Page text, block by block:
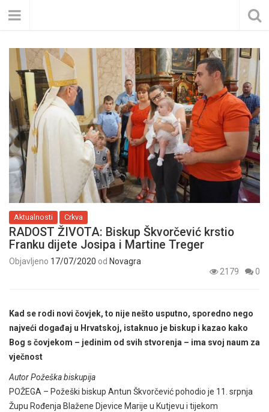
Aktualnosti Crkva
RADOST ŽIVOTA: Biskup Škvorčević krstio
Franku dijete Josipa i Martine Treger
Objavljeno 17/07/2020 od Novagra
2179
0
Kad se rodi novi čovjek, to nije nešto usputno, sporedno nego
najveći događaj u Hrvatskoj, istaknuo je biskup i kazao kako
Bog s čovjekom – jedinim od svih stvorenja – ima svoj naum za
vječnost
Autor Požeška biskupija
POŽEGA – Požeški biskup Antun Škvorčević pohodio je 11. srpnja
Župu Rođenja Blažene Djevice Marije u Kutjevu i tijekom